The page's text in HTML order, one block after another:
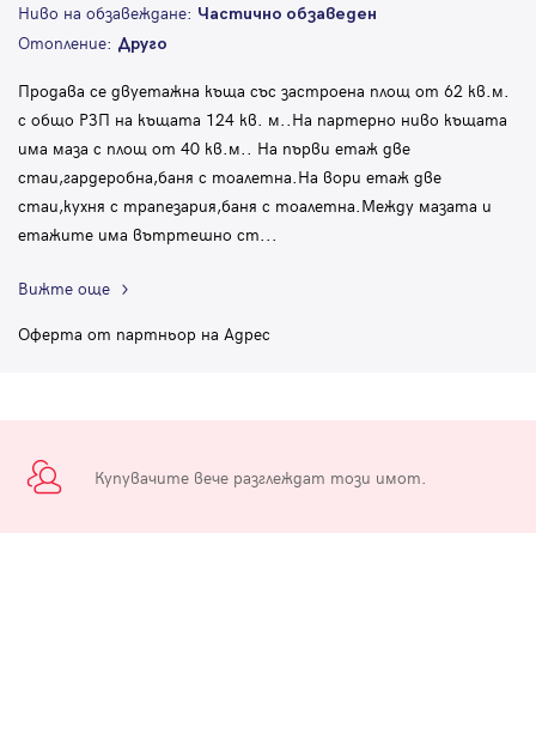
Ниво на обзавеждане: Частично обзаведен
Отопление: Друго
Продава се двуетажна къща със застроена площ от 62 кв.м.
с общо РЗП на къщата 124 кв. м..На партерно ниво къщата
има маза с площ от 40 кв.м.. На първи етаж две
стаи,гардеробна,баня с тоалетна.На вори етаж две
стаи,кухня с трапезария,баня с тоалетна.Между мазата и
етажите има вътртешно ст...
Вижте още
Оферта от партньор на Адрес
Купувачите вече разглеждат този имот.